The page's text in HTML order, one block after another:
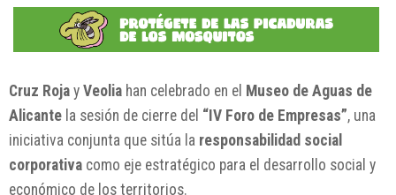
Cruz Roja y Veolia han celebrado en el Museo de Aguas de
Alicante la sesión de cierre del “IV Foro de Empresas”, una
iniciativa conjunta que sitúa la responsabilidad social
corporativa como eje estratégico para el desarrollo social y
económico de los territorios.